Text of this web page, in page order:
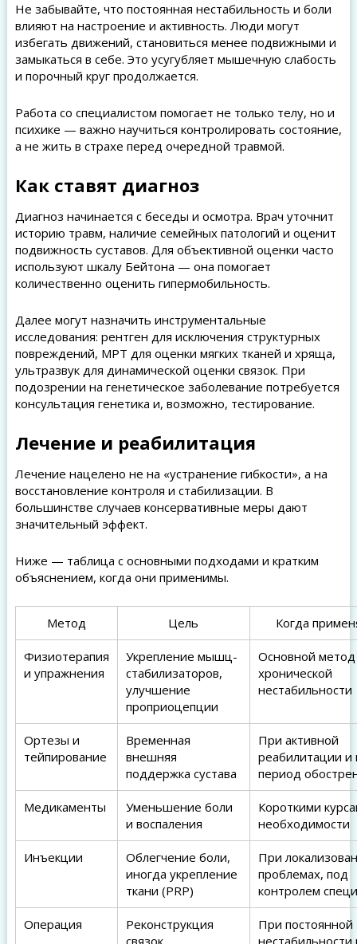
Не забывайте, что постоянная нестабильность и боли
влияют на настроение и активность. Люди могут
избегать движений, становиться менее подвижными и
замыкаться в себе. Это усугубляет мышечную слабость
и порочный круг продолжается.
Работа со специалистом помогает не только телу, но и
психике — важно научиться контролировать состояние,
а не жить в страхе перед очередной травмой.
Как ставят диагноз
Диагноз начинается с беседы и осмотра. Врач уточнит
историю травм, наличие семейных патологий и оценит
подвижность суставов. Для объективной оценки часто
используют шкалу Бейтона — она помогает
количественно оценить гипермобильность.
Далее могут назначить инструментальные
исследования: рентген для исключения структурных
повреждений, МРТ для оценки мягких тканей и хряща,
ультразвук для динамической оценки связок. При
подозрении на генетическое заболевание потребуется
консультация генетика и, возможно, тестирование.
Лечение и реабилитация
Лечение нацелено не на «устранение гибкости», а на
восстановление контроля и стабилизации. В
большинстве случаев консервативные меры дают
значительный эффект.
Ниже — таблица с основными подходами и кратким
объяснением, когда они применимы.
Метод Цель Когда
Физиотерапия
и упражнения
Укрепление мышц-
стабилизаторов,
улучшение
проприоцепции
Основной
хронической
нестабильности
Ортезы и
тейпирование
Временная
внешняя
поддержка сустава
При активной
реабилитации и
период
Медикаменты
Уменьшение боли
и воспаления
Короткими
необходимости
Инъекции
Облегчение боли,
иногда укрепление
ткани (PRP)
При
проблемах, под
контролем
Операция
Реконструкция
связок,
При постоянной
нестабильности